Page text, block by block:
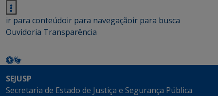
ir para conteúdoir para navegaçãoir para busca
Ouvidoria Transparência
SEJUSP
Secretaria de Estado de Justiça e Segurança Pública